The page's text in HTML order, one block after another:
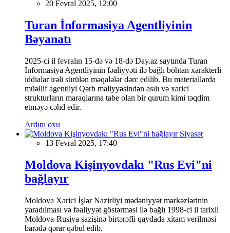
20 Fevral 2025, 12:00
Turan İnformasiya Agentliyinin
Bəyanatı
2025-ci il fevralın 15-də və 18-də Day.az saytında Turan
İnformasiya Agentliyinin fəaliyyəti ilə bağlı böhtan xarakterli
iddialar irəli sürülən məqalələr dərc edilib. Bu materiallarda
müəllif agentliyi Qərb maliyyəsindən asılı və xarici
strukturların maraqlarına tabe olan bir qurum kimi təqdim
etməyə cəhd edir.
Ardını oxu
Siyasət
13 Fevral 2025, 17:40
Moldova Kişinyovdakı "Rus Evi"ni
bağlayır
Moldova Xarici İşlər Nazirliyi mədəniyyət mərkəzlərinin
yaradılması və fəaliyyət göstərməsi ilə bağlı 1998-ci il tarixli
Moldova-Rusiya sazişinə birtərəfli qaydada xitam verilməsi
barədə qərar qəbul edib.